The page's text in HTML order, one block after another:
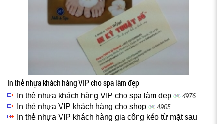
In thẻ nhựa khách hàng VIP cho spa làm đẹp
In thẻ nhựa khách hàng VIP cho spa làm đẹp 4976
In thẻ nhựa VIP khách hàng cho shop 4905
In thẻ nhựa VIP khách hàng gia công kéo từ mặt sau